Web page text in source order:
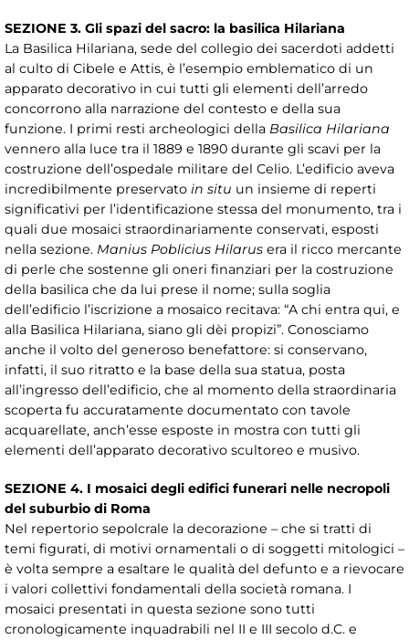
SEZIONE 3. Gli spazi del sacro: la basilica Hilariana
La Basilica Hilariana, sede del collegio dei sacerdoti addetti
al culto di Cibele e Attis, è l’esempio emblematico di un
apparato decorativo in cui tutti gli elementi dell’arredo
concorrono alla narrazione del contesto e della sua
funzione. I primi resti archeologici della Basilica Hilariana
vennero alla luce tra il 1889 e 1890 durante gli scavi per la
costruzione dell’ospedale militare del Celio. L’edificio aveva
incredibilmente preservato in situ un insieme di reperti
significativi per l’identificazione stessa del monumento, tra i
quali due mosaici straordinariamente conservati, esposti
nella sezione. Manius Poblicius Hilarus era il ricco mercante
di perle che sostenne gli oneri finanziari per la costruzione
della basilica che da lui prese il nome; sulla soglia
dell’edificio l’iscrizione a mosaico recitava: “A chi entra qui, e
alla Basilica Hilariana, siano gli dèi propizi”. Conosciamo
anche il volto del generoso benefattore: si conservano,
infatti, il suo ritratto e la base della sua statua, posta
all’ingresso dell’edificio, che al momento della straordinaria
scoperta fu accuratamente documentato con tavole
acquarellate, anch’esse esposte in mostra con tutti gli
elementi dell’apparato decorativo scultoreo e musivo.
SEZIONE 4. I mosaici degli edifici funerari nelle necropoli
del suburbio di Roma
Nel repertorio sepolcrale la decorazione – che si tratti di
temi figurati, di motivi ornamentali o di soggetti mitologici –
è volta sempre a esaltare le qualità del defunto e a rievocare
i valori collettivi fondamentali della società romana. I
mosaici presentati in questa sezione sono tutti
cronologicamente inquadrabili nel II e III secolo d.C. e